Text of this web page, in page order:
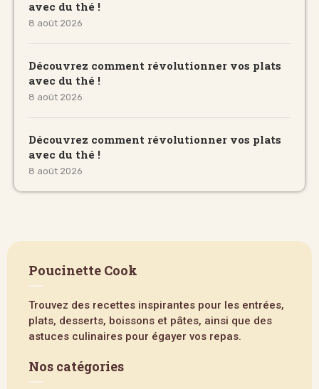
avec du thé !
8 août 2026
Découvrez comment révolutionner vos plats
avec du thé !
8 août 2026
Découvrez comment révolutionner vos plats
avec du thé !
8 août 2026
Poucinette Cook
Trouvez des recettes inspirantes pour les entrées,
plats, desserts, boissons et pâtes, ainsi que des
astuces culinaires pour égayer vos repas.
Nos catégories